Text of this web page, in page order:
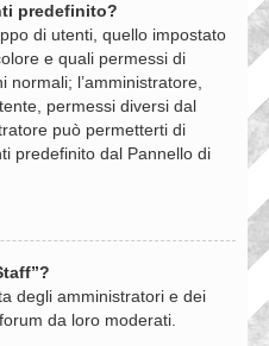
predefinito?
di utenti, quello impostato
e quali permessi di
normali; l’amministratore,
permessi diversi dal
può permetterti di
predefinito dal Pannello di
degli amministratori e dei
da loro moderati.